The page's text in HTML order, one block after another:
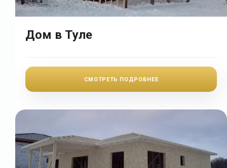
Дом в Туле
СМОТРЕТЬ ПОДРОБНЕЕ